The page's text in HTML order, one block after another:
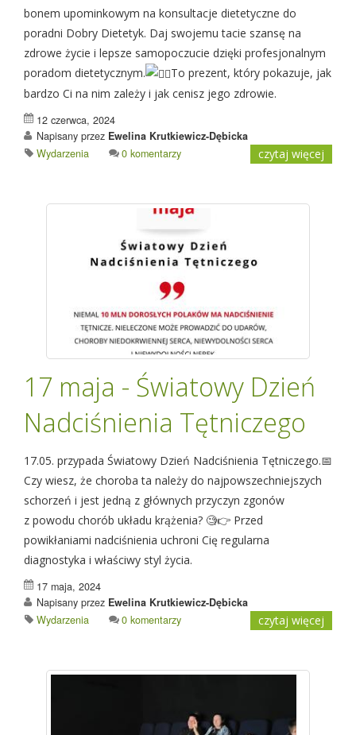
bonem upominkowym na konsultacje dietetyczne do
poradni Dobry Dietetyk. Daj swojemu tacie szansę na
zdrowe życie i lepsze samopoczucie dzięki profesjonalnym
poradom dietetycznym.
To prezent, który pokazuje, jak
bardzo Ci na nim zależy i jak cenisz jego zdrowie.
12 czerwca, 2024
Napisany przez Ewelina Krutkiewicz-Dębicka
Wydarzenia
0 komentarzy czytaj więcej
17 maja - Światowy Dzień
Nadciśnienia Tętniczego
17.05. przypada Światowy Dzień Nadciśnienia Tętniczego.📅
Czy wiesz, że choroba ta należy do najpowszechniejszych
schorzeń i jest jedną z głównych przyczyn zgonów
z powodu chorób układu krążenia? 🧐👉 Przed
powikłaniami nadciśnienia uchroni Cię regularna
diagnostyka i właściwy styl życia.
17 maja, 2024
Napisany przez Ewelina Krutkiewicz-Dębicka
Wydarzenia
0 komentarzy czytaj więcej